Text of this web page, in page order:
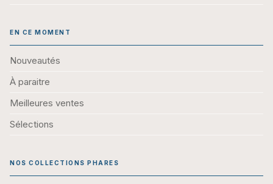
EN CE MOMENT
Nouveautés
À paraitre
Meilleures ventes
Sélections
NOS COLLECTIONS PHARES